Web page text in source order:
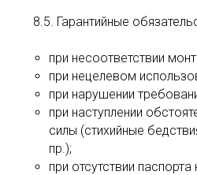
8.5. Гарантийные
при несоответствии
при нецелевом
при нарушении
при наступлении
силы (стихийные
пр.);
при отсутствии